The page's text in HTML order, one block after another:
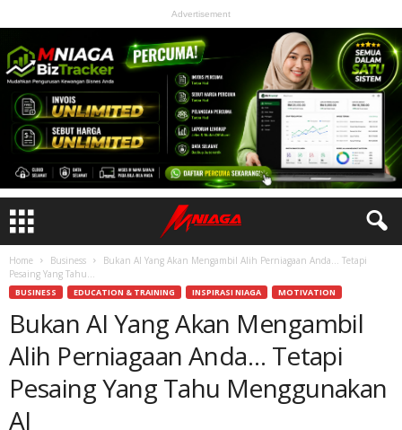
Advertisement
Home Business
Bukan AI Yang Akan Mengambil Alih Perniagaan Anda… Tetapi
Pesaing Yang Tahu...
BUSINESS EDUCATION & TRAINING INSPIRASI NIAGA MOTIVATION
Bukan AI Yang Akan Mengambil
Alih Perniagaan Anda… Tetapi
Pesaing Yang Tahu Menggunakan
AI